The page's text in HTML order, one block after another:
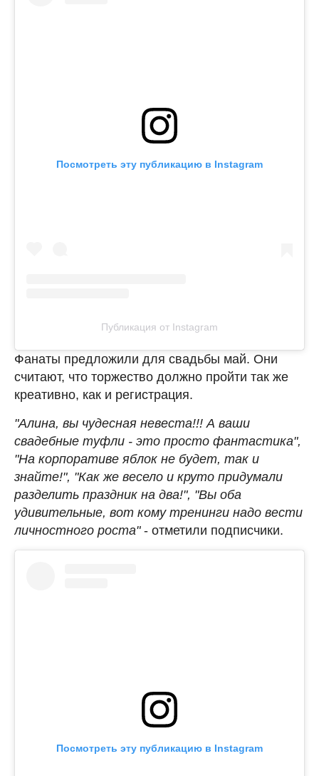
Посмотреть эту публикацию в Instagram
Публикация от Instagram
Фанаты предложили для свадьбы май. Они
считают, что торжество должно пройти так же
креативно, как и регистрация.
"Алина, вы чудесная невеста!!! А ваши
свадебные туфли - это просто фантастика",
"На корпоративе яблок не будет, так и
знайте!", "Как же весело и круто придумали
разделить праздник на два!", "Вы оба
удивительные, вот кому тренинги надо вести
личностного роста"- отметили подписчики.
Посмотреть эту публикацию в Instagram